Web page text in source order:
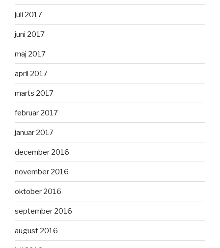
juli 2017
juni 2017
maj 2017
april 2017
marts 2017
februar 2017
januar 2017
december 2016
november 2016
oktober 2016
september 2016
august 2016